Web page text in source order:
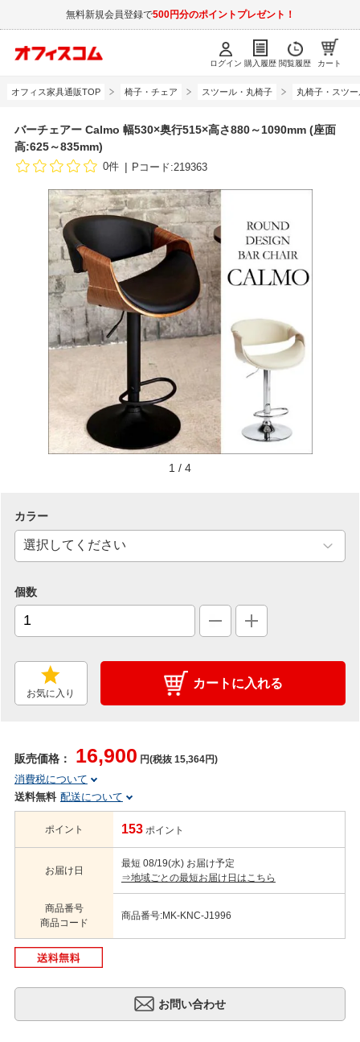
無料新規会員登録で500円分のポイントプレゼント！
ログイン 購入履歴 閲覧履歴 カート
オフィス家具通販TOP 椅子・チェア スツール・丸椅子 丸椅子・スツ
バーチェアー Calmo 幅530×奥行515×高さ880～1090mm (座面
高:625～835mm)
0件 Pコード:219363
1 / 4
カラー
個数
お気に入り
カートに入れる
販売価格： 16,900 円(税抜 15,364円)
消費税について
送料無料 配送について
ポイント 153 ポイント
お届け日
最短 08/19(水) お届け予定
⇒地域ごとの最短お届け日はこちら
商品番号
商品コード
商品番号:MK-KNC-J1996